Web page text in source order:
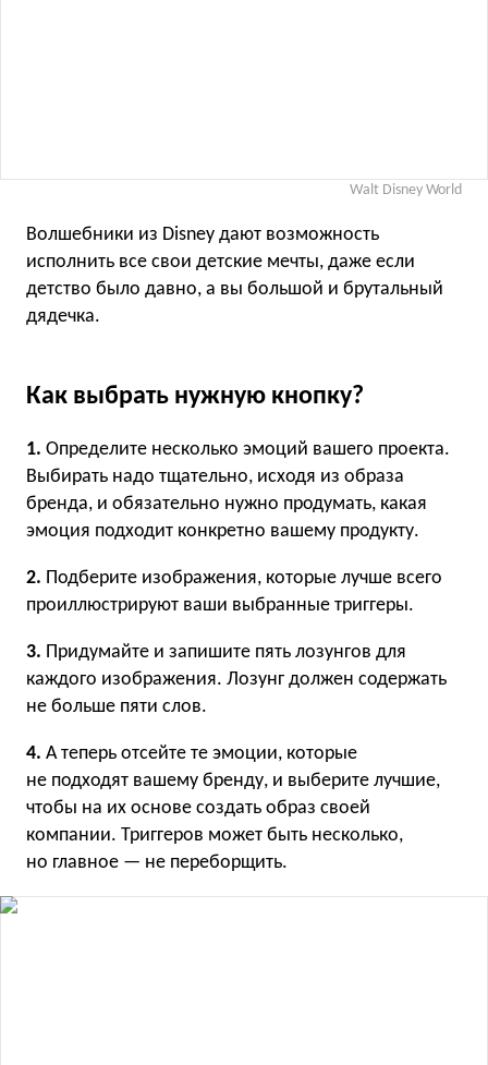
Walt Disney World
Волшебники из Disney дают возможность
исполнить все свои детские мечты, даже если
детство было давно, а вы большой и брутальный
дядечка.
Как выбрать нужную кнопку?
1. Определите несколько эмоций вашего проекта.
Выбирать надо тщательно, исходя из образа
бренда, и обязательно нужно продумать, какая
эмоция подходит конкретно вашему продукту.
2. Подберите изображения, которые лучше всего
проиллюстрируют ваши выбранные триггеры.
3. Придумайте и запишите пять лозунгов для
каждого изображения. Лозунг должен содержать
не больше пяти слов.
4. А теперь отсейте те эмоции, которые
не подходят вашему бренду, и выберите лучшие,
чтобы на их основе создать образ своей
компании. Триггеров может быть несколько,
но главное — не переборщить.